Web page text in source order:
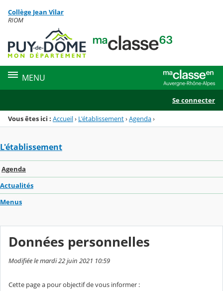
Menu de la rubrique
Contenu
Collège Jean Vilar
RIOM
MENU
Se connecter
Vous êtes ici : Accueil› L'établissement›Agenda›
L'établissement
Agenda
Actualités
Menus
Données personnelles
Modifiée le mardi 22 juin 2021 10:59
Cette page a pour objectif de vous informer :